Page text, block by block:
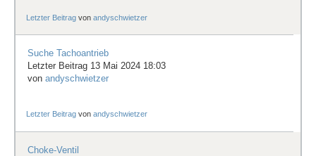
Letzter Beitrag vonandyschwietzer
Suche Tachoantrieb
Letzter Beitrag 13 Mai 2024 18:03
von andyschwietzer
Letzter Beitrag vonandyschwietzer
Choke-Ventil